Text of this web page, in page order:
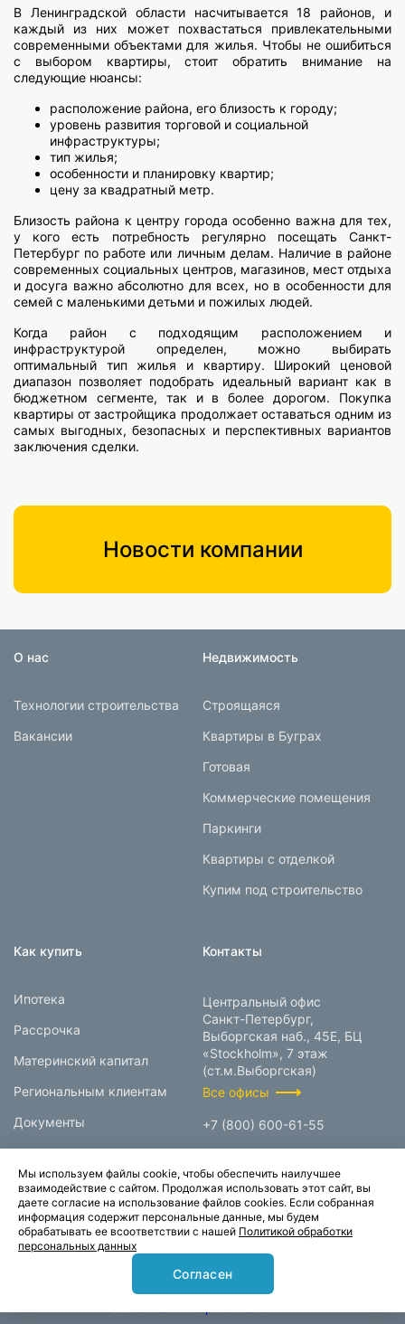
В Ленинградской области насчитывается 18 районов, и
каждый из них может похвастаться привлекательными
современными объектами для жилья. Чтобы не ошибиться
с выбором квартиры, стоит обратить внимание на
следующие нюансы:
расположение района, его близость к городу;
уровень развития торговой и социальной
инфраструктуры;
тип жилья;
особенности и планировку квартир;
цену за квадратный метр.
Близость района к центру города особенно важна для тех,
у кого есть потребность регулярно посещать Санкт-
Петербург по работе или личным делам. Наличие в районе
современных социальных центров, магазинов, мест отдыха
и досуга важно абсолютно для всех, но в особенности для
семей с маленькими детьми и пожилых людей.
Когда район с подходящим расположением и
инфраструктурой определен, можно выбирать
оптимальный тип жилья и квартиру. Широкий ценовой
диапазон позволяет подобрать идеальный вариант как в
бюджетном сегменте, так и в более дорогом. Покупка
квартиры от застройщика продолжает оставаться одним из
самых выгодных, безопасных и перспективных вариантов
заключения сделки.
Новости компании
О нас
Технологии строительства
Вакансии
Недвижимость
Строящаяся
Квартиры в Буграх
Готовая
Коммерческие помещения
Паркинги
Квартиры с отделкой
Купим под строительство
Как купить
Ипотека
Рассрочка
Материнский капитал
Региональным клиентам
Документы
Контакты
Центральный офис
Санкт-Петербург,
Выборгская наб., 45Е, БЦ
«Stockholm», 7 этаж
(ст.м.Выборгская)
Все офисы
+7 (800) 600-61-55
© 1995-2026.
Группа компаний «Прок»
Политика конфиденциальности
Мы используем файлы cookie, чтобы обеспечить наилучшее
взаимодействие с сайтом. Продолжая использовать этот сайт, вы
даете согласие на использование файлов cookies. Если собранная
информация содержит персональные данные, мы будем
обрабатывать ее всоответствии с нашей Политикой обработки
персональных данных
Согласен